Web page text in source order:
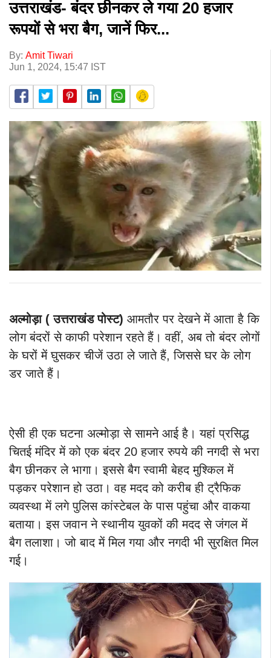
उत्तराखंड- बंदर छीनकर ले गया 20 हजार
रूपयों से भरा बैग, जानें फिर...
By: Amit Tiwari
Jun 1, 2024, 15:47 IST
अल्मोड़ा ( उत्तराखंड पोस्ट) आमतौर पर देखने में आता है कि
लोग बंदरों से काफी परेशान रहते हैं। वहीं, अब तो बंदर लोगों
के घरों में घुसकर चीजें उठा ले जाते हैं, जिससे घर के लोग
डर जाते हैं।
ऐसी ही एक घटना अल्मोड़ा से सामने आई है। यहां प्रसिद्ध
चितई मंदिर में को एक बंदर 20 हजार रुपये की नगदी से भरा
बैग छीनकर ले भागा। इससे बैग स्वामी बेहद मुश्किल में
पड़कर परेशान हो उठा। वह मदद को करीब ही ट्रैफिक
व्यवस्था में लगे पुलिस कांस्टेबल के पास पहुंचा और वाकया
बताया। इस जवान ने स्थानीय युवकों की मदद से जंगल में
बैग तलाशा। जो बाद में मिल गया और नगदी भी सुरक्षित मिल
गई।